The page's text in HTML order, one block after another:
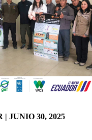
JUNIO 30, 2025